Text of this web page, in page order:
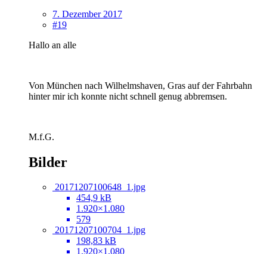
7. Dezember 2017
#19
Hallo an alle
Von München nach Wilhelmshaven, Gras auf der Fahrbahn
hinter mir ich konnte nicht schnell genug abbremsen.
M.f.G.
Bilder
20171207100648_1.jpg
454,9 kB
1.920×1.080
579
20171207100704_1.jpg
198,83 kB
1.920×1.080